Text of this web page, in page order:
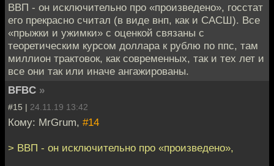
ВВП - он исключительно про «произведено», госстат
его прекрасно считал (в виде внп, как и САСШ). Все
«прыжки и ужимки» с оценкой связаны с
теоретическим курсом доллара к рублю по ппс, там
миллион трактовок, как современных, так и тех лет и
все они так или иначе ангажированы.
BFBC »
#15 | 24.11.19 13:42
Кому: MrGrum, #14
> ВВП - он исключительно про «произведено»,